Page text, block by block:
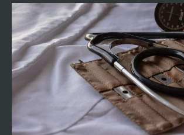
DOKTER
ONLINE
REVIEWS
LEZEN:
WAT
ZEGGEN
ZE
ÉCHT
OVER
ZORGAANBIEDER?